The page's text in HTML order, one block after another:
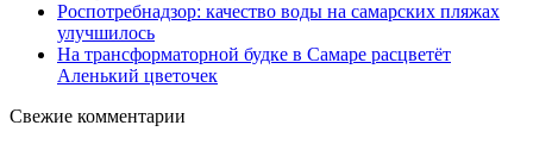
Роспотребнадзор: качество воды на самарских пляжах
улучшилось
На трансформаторной будке в Самаре расцветёт
Аленький цветочек
Свежие комментарии